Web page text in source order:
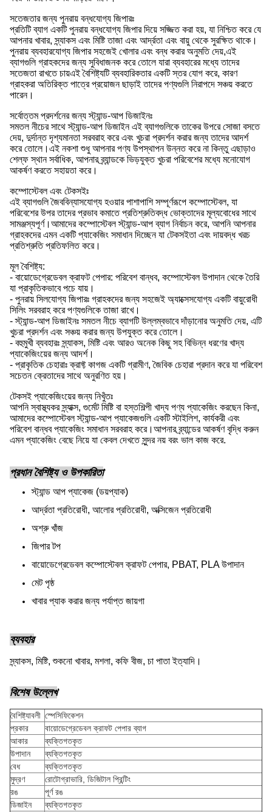
সতেজতার জন্য পুনরায় বন্ধযোগ্য জিপারঃ
প্রতিটি ব্যাগ একটি পুনরায় বন্ধযোগ্য জিপার দিয়ে সজ্জিত করা হয়, যা নিশ্চিত করে যে
আপনার খাবার, স্ন্যাকস এবং মিষ্টি তাজা এবং আর্দ্রতা এবং বায়ু থেকে সুরক্ষিত থাকে।
পুনরায় ব্যবহারযোগ্য জিপার সহজেই খোলার এবং বন্ধ করার অনুমতি দেয়,এই
ব্যাগগুলি গ্রাহকদের জন্য সুবিধাজনক করে তোলে যারা ব্যবহারের মধ্যে তাদের
সতেজতা রাখতে চায়এই বৈশিষ্ট্যটি ব্যবহারিকতার একটি স্তর যোগ করে, কারণ
গ্রাহকরা অতিরিক্ত পাত্রে প্রয়োজন ছাড়াই তাদের পণ্যগুলি নিরাপদে সঞ্চয় করতে
পারেন।
সর্বোত্তম প্রদর্শনের জন্য স্ট্যান্ড-আপ ডিজাইনঃ
সমতল নীচের সাথে স্ট্যান্ড-আপ ডিজাইন এই ব্যাগগুলিকে তাকের উপরে সোজা বসতে
দেয়, দুর্দান্ত দৃশ্যমানতা সরবরাহ করে এবং খুচরা প্রদর্শন করার জন্য তাদের আদর্শ
করে তোলে।এই নকশা শুধু আপনার পণ্য উপস্থাপন উন্নত করে না কিন্তু এছাড়াও
শেল্ফ স্থান সর্বাধিক, আপনার ব্র্যান্ডকে ভিড়যুক্ত খুচরা পরিবেশের মধ্যে মনোযোগ
আকর্ষণ করতে সহায়তা করে।
কম্পোস্টেবল এবং টেকসইঃ
এই ব্যাগগুলি জৈববিন্যাসযোগ্য হওয়ার পাশাপাশি সম্পূর্ণরূপে কম্পোস্টেবল, যা
পরিবেশের উপর তাদের প্রভাব কমাতে প্রতিশ্রুতিবদ্ধ ভোক্তাদের মূল্যবোধের সাথে
সামঞ্জস্যপূর্ণ।আমাদের কম্পোস্টেবল স্ট্যান্ড-আপ ব্যাগ নির্বাচন করে, আপনি আপনার
গ্রাহকদের এমন একটি প্যাকেজিং সমাধান দিচ্ছেন যা টেকসইতা এবং দায়বদ্ধ খরচ
প্রতিশ্রুতি প্রতিফলিত করে।
মূল বৈশিষ্ট্য:
- বায়োডেগ্রেডেবল ক্রাফট পেপার: পরিবেশ বান্ধব, কম্পোস্টেবল উপাদান থেকে তৈরি
যা প্রাকৃতিকভাবে পচে যায়।
- পুনরায় সিলযোগ্য জিপারঃ গ্রাহকদের জন্য সহজেই অ্যাক্সেসযোগ্য একটি বায়ুরোধী
সিলিং সরবরাহ করে পণ্যগুলিকে তাজা রাখে।
- স্ট্যান্ড-আপ ডিজাইনঃ সমতল নীচে ব্যাগটি উল্লম্বভাবে দাঁড়ানোর অনুমতি দেয়, এটি
খুচরা প্রদর্শন এবং সঞ্চয় করার জন্য উপযুক্ত করে তোলে।
- বহুমুখী ব্যবহারঃ স্ন্যাকস, মিষ্টি এবং আরও অনেক কিছু সহ বিভিন্ন ধরণের খাদ্য
প্যাকেজিংয়ের জন্য আদর্শ।
- প্রাকৃতিক চেহারাঃ ক্রাফ্ট কাগজ একটি গ্রামীণ, জৈবিক চেহারা প্রদান করে যা পরিবেশ
সচেতন ক্রেতাদের সাথে অনুরণিত হয়।
টেকসই প্যাকেজিংয়ের জন্য নিখুঁতঃ
আপনি স্বাস্থ্যকর স্ন্যাক্স, গুর্মেট মিষ্টি বা হস্তশিল্পী খাদ্য পণ্য প্যাকেজিং করছেন কিনা,
আমাদের কম্পোস্টেবল স্ট্যান্ড-আপ প্যাকেজগুলি একটি স্টাইলিশ, কার্যকরী এবং
পরিবেশ বান্ধব প্যাকেজিং সমাধান সরবরাহ করে।আপনার ব্র্যান্ডের আকর্ষণ বৃদ্ধি করুন
এমন প্যাকেজিং বেছে নিয়ে যা কেবল দেখতে সুন্দর নয় বরং ভাল কাজ করে.
প্রধান বৈশিষ্ট্য ও উপকারিতা
স্ট্যান্ড আপ প্যাকেজ (ডয়প্যাক)
আর্দ্রতা প্রতিরোধী, আলোর প্রতিরোধী, অক্সিজেন প্রতিরোধী
অশ্রু খাঁজ
জিপার টপ
বায়োডেগ্রেডেবল কম্পোস্টেবল ক্রাফট পেপার, PBAT, PLA উপাদান
মেট পৃষ্ঠ
খাবার প্যাক করার জন্য পর্যাপ্ত জায়গা
ব্যবহার
স্ন্যাকস, মিষ্টি, শুকনো খাবার, মশলা, কফি বীজ, চা পাতা ইত্যাদি।
বিশেষ উল্লেখ
বৈশিষ্ট্যাবলী স্পেসিফিকেশন
প্রকার
বায়োডেগ্রেডেবল ক্রাফট পেপার ব্যাগ
আকার
ব্যক্তিগতকৃত
উপাদান
ব্যক্তিগতকৃত
বেধ
ব্যক্তিগতকৃত
মুদ্রণ
রোটোগ্রাভারি, ডিজিটাল প্রিন্টিং
রঙ
পূর্ণ রঙ
ডিজাইন
ব্যক্তিগতকৃত